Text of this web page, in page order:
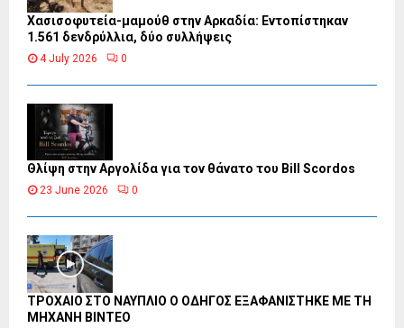
Χασισοφυτεία-μαμούθ στην Αρκαδία: Εντοπίστηκαν
1.561 δενδρύλλια, δύο συλλήψεις
4 July 2026 0
Θλίψη στην Αργολίδα για τον θάνατο του Bill Scordos
23 June 2026 0
ΤΡΟΧΑΙΟ ΣΤΟ ΝΑΥΠΛΙΟ Ο ΟΔΗΓΟΣ ΕΞΑΦΑΝΙΣΤΗΚΕ ΜΕ ΤΗ
ΜΗΧΑΝΗ ΒΙΝΤΕΟ